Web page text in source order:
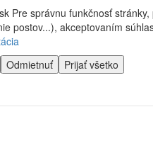
Pre správnu funkčnosť
postov...), akceptovaním
Odmietnuť Prijať všetko